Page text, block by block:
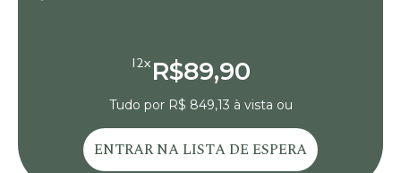
12xR$89,90
Tudo por R$ 849,13 à vista ou
ENTRAR NA LISTA DE ESPERA